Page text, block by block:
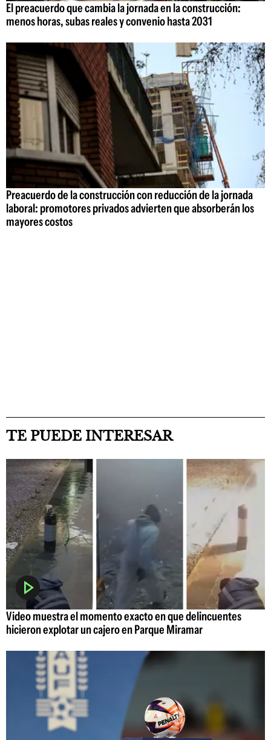
El preacuerdo que cambia la jornada en la construcción:
menos horas, subas reales y convenio hasta 2031
Preacuerdo de la construcción con reducción de la jornada
laboral: promotores privados advierten que absorberán los
mayores costos
TE PUEDE INTERESAR
Video muestra el momento exacto en que delincuentes
hicieron explotar un cajero en Parque Miramar